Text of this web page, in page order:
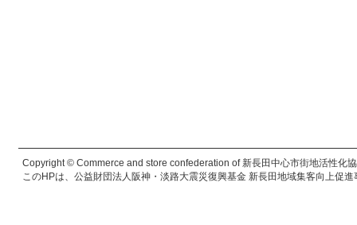
Copyright © Commerce and store confederation of 新長田中心市街地活性化
このHPは、公益財団法人阪神・淡路大震災復興基金 新長田地域集客向上促